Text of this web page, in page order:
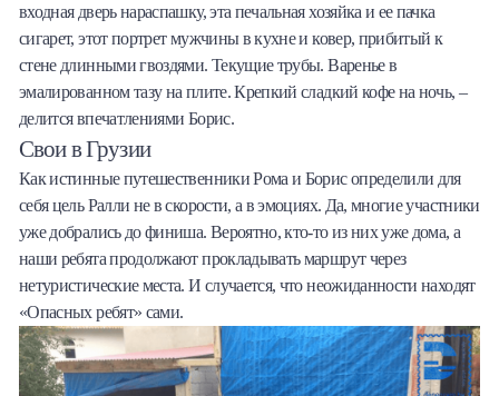
входная дверь нараспашку, эта печальная хозяйка и ее пачка
сигарет, этот портрет мужчины в кухне и ковер, прибитый к
стене длинными гвоздями. Текущие трубы. Варенье в
эмалированном тазу на плите. Крепкий сладкий кофе на ночь, –
делится впечатлениями Борис.
Свои в Грузии
Как истинные путешественники Рома и Борис определили для
себя цель Ралли не в скорости, а в эмоциях. Да, многие участники
уже добрались до финиша. Вероятно, кто-то из них уже дома, а
наши ребята продолжают прокладывать маршрут через
нетуристические места. И случается, что неожиданности находят
«Опасных ребят» сами.